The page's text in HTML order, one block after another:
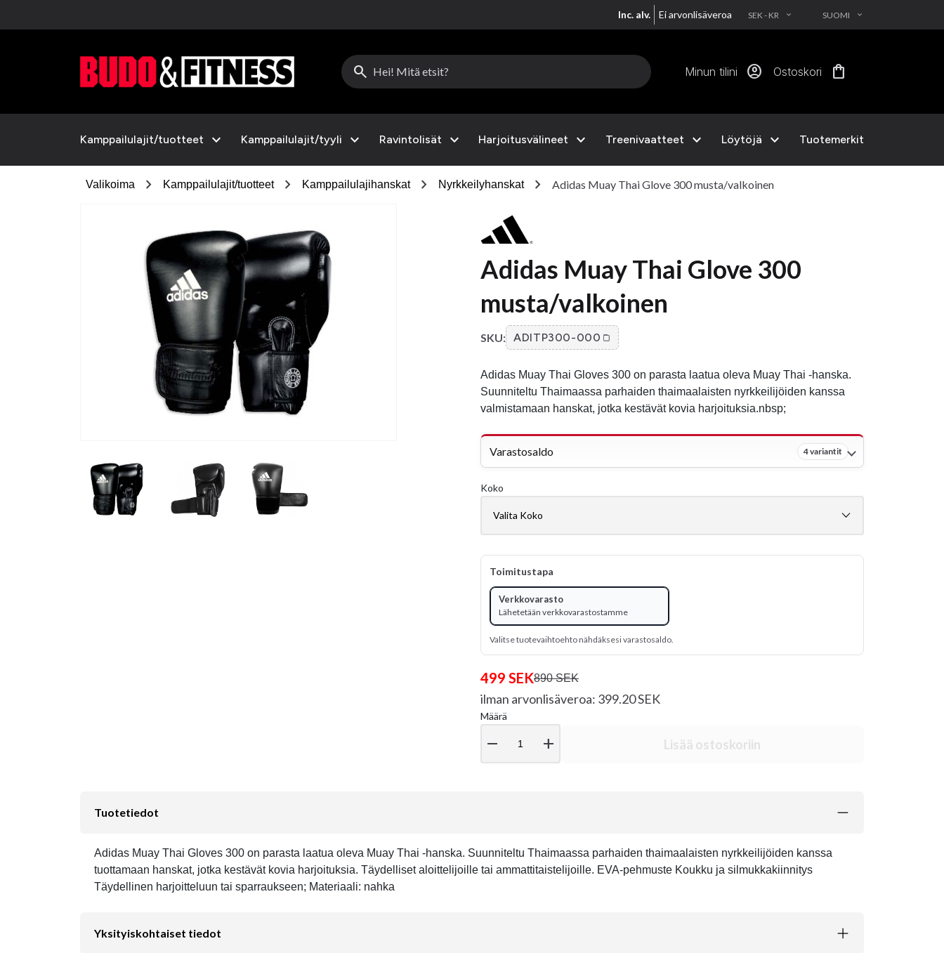
Inc. alv. Ei arvonlisäveroa SEK - KR EXPAND_MORE SUOMI EXPAND_MORE
search Minun tilini account_circle Ostoskori shopping_bag
Kamppailulajit/tuotteet expand_more Kamppailulajit/tyyli expand_more Ravintolisät expand_more Harjoitusvälineet expand_more Treenivaatteet expand_more Löytöjä expand_more Tuotemerkit
Valikoima chevron_right Kamppailulajit/tuotteet chevron_right Kamppailulajihanskat chevron_right Nyrkkeilyhanskat chevron_right Adidas Muay Thai Glove 300 musta/valkoinen
Adidas Muay Thai Glove 300
musta/valkoinen
SKU: ADITP300-000
Adidas Muay Thai Gloves 300 on parasta laatua oleva Muay Thai -hanska.
Suunniteltu Thaimaassa parhaiden thaimaalaisten nyrkkeilijöiden kanssa
valmistamaan hanskat, jotka kestävät kovia harjoituksia.nbsp;
Varastosaldo 4 variantit
Koko
Toimitustapa
Verkkovarasto
Lähetetään verkkovarastostamme
Valitse tuotevaihtoehto nähdäksesi varastosaldo.
499 SEK890 SEK
ilman arvonlisäveroa: 399.20 SEK
Määrä
remove add Lisää ostoskoriin
Tuotetiedot
Adidas Muay Thai Gloves 300 on parasta laatua oleva Muay Thai -hanska. Suunniteltu Thaimaassa parhaiden thaimaalaisten nyrkkeilijöiden kanssa
tuottamaan hanskat, jotka kestävät kovia harjoituksia. Täydelliset aloittelijoille tai ammattitaistelijoille. EVA-pehmuste Koukku ja silmukkakiinnitys
Täydellinen harjoitteluun tai sparraukseen; Materiaali: nahka
Yksityiskohtaiset tiedot